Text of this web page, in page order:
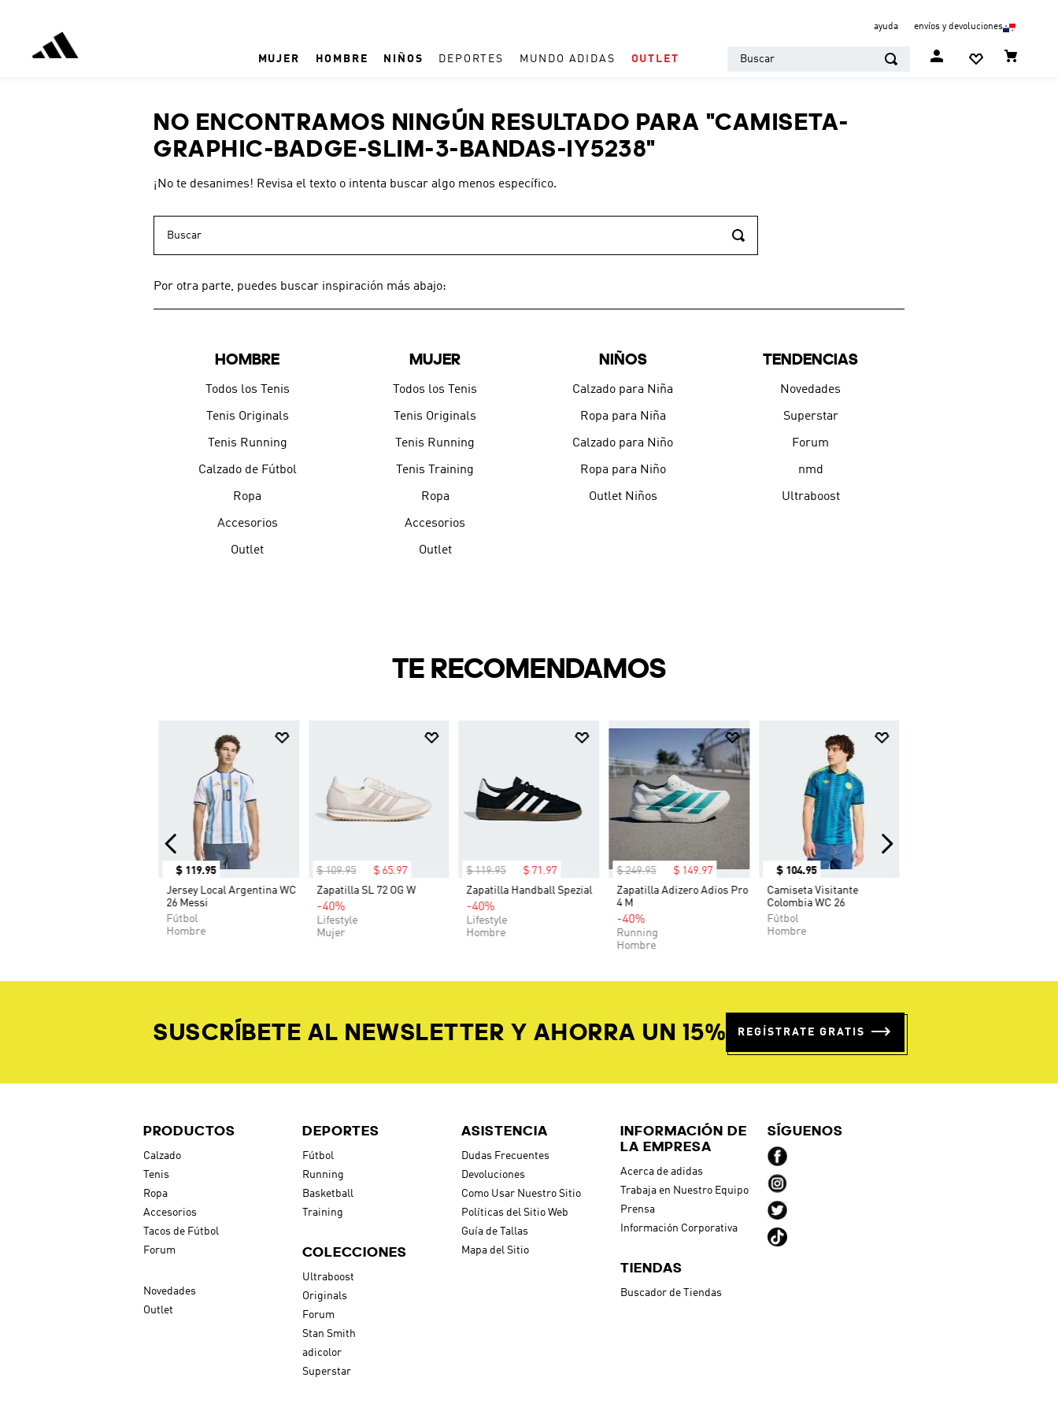
ayuda envíos y devoluciones
MUJER HOMBRE NIÑOS DEPORTES MUNDO ADIDAS OUTLET Buscar
NO ENCONTRAMOS NINGÚN RESULTADO PARA "CAMISETA-
GRAPHIC-BADGE-SLIM-3-BANDAS-IY5238"
¡No te desanimes! Revisa el texto o intenta buscar algo menos específico.
Por otra parte, puedes buscar inspiración más abajo:
HOMBRE
Todos los Tenis
Tenis Originals
Tenis Running
Calzado de Fútbol
Ropa
Accesorios
Outlet
MUJER
Todos los Tenis
Tenis Originals
Tenis Running
Tenis Training
Ropa
Accesorios
Outlet
NIÑOS
Calzado para Niña
Ropa para Niña
Calzado para Niño
Ropa para Niño
Outlet Niños
TENDENCIAS
Novedades
Superstar
Forum
nmd
Ultraboost
TE RECOMENDAMOS
$ 119.95
Jersey Local Argentina WC
26 Messi
Fútbol
Hombre
$ 109.95 $ 65. 97
Zapatilla SL 72 OG W
-40%
Lifestyle
Mujer
$ 119.95 $ 71 97
Zapatilla Handball Spezial
-40%
Lifestyle
Hombre
$ 249.95 $ 149. 97
Zapatilla Adizero Adios Pro
4 M
-40%
Running
Hombre
$ 104.95
Camiseta Visitante
Colombia WC 26
Fútbol
Hombre
SUSCRÍBETE AL NEWSLETTER Y AHORRA UN 15% REGÍSTRATE GRATIS
PRODUCTOS
Calzado
Tenis
Ropa
Accesorios
Tacos de Fútbol
Forum
Novedades
Outlet
DEPORTES
Fútbol
Running
Basketball
Training
COLECCIONES
Ultraboost
Originals
Forum
Stan Smith
adicolor
Superstar
ASISTENCIA
Dudas Frecuentes
Devoluciones
Como Usar Nuestro Sitio
Políticas del Sitio Web
Guía de Tallas
Mapa del Sitio
INFORMACIÓN DE
LA EMPRESA
Acerca de adidas
Trabaja en Nuestro Equipo
Prensa
Información Corporativa
TIENDAS
Buscador de Tiendas
SÍGUENOS
TÉRMINOS MÁS BUSCADOS
1. ESPAÑA
ARGENTINA
4. ZAPATILLAS